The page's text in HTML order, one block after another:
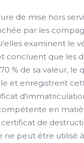
de mise hors
par les
examinent le
concluent que les
% de sa valeur, le
et enregistrent
en
de
ne peut être utilisé